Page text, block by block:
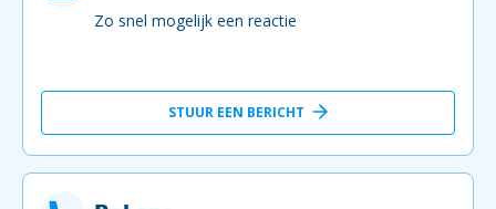
Zo snel mogelijk een reactie
STUUR EEN BERICHT